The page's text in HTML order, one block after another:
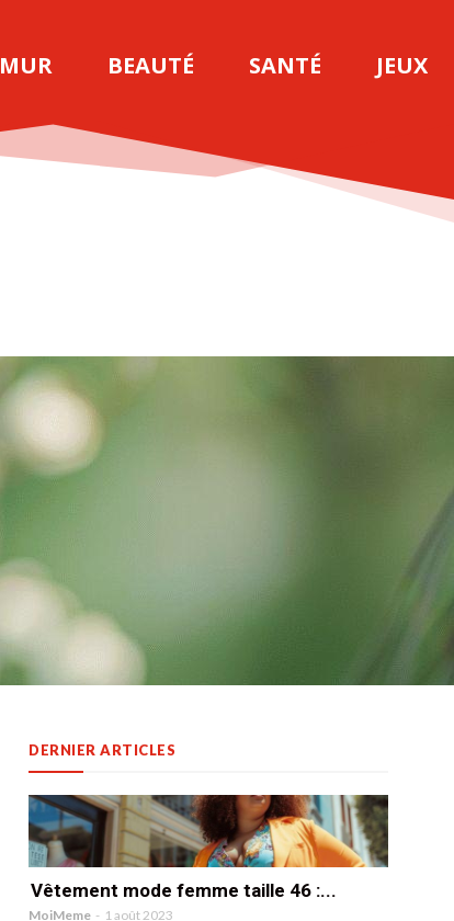
MUR BEAUTÉ SANTÉ JEUX
DERNIER ARTICLES
Vêtement mode femme taille 46 :...
MoiMeme - 1 août 2023